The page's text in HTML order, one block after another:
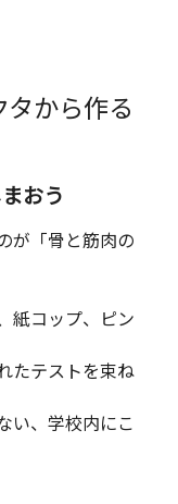
から作る
おう
が「骨と筋肉の
紙コップ、ピン
たテストを束ね
い、学校内にこ